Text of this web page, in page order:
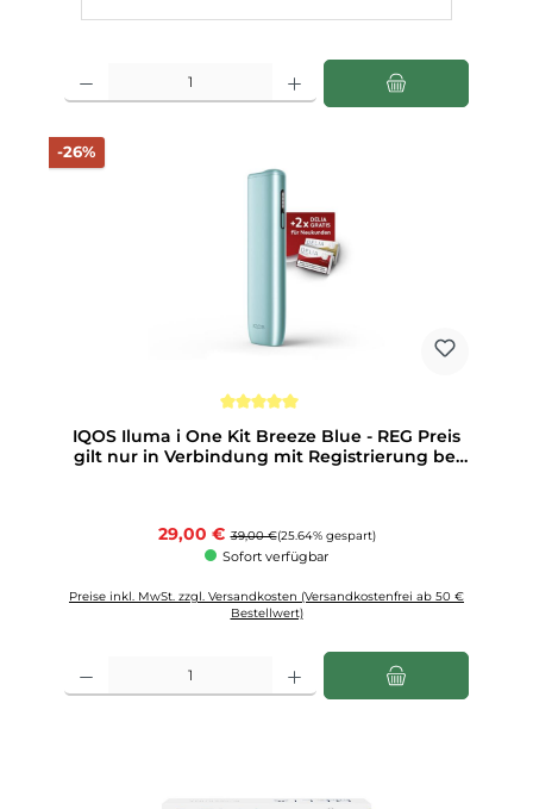
-26%Rabatt
IQOS Iluma i One Kit Breeze Blue - REG Preis
gilt nur in Verbindung mit Registrierung bei
Verkaufspreis:
29,00 € Regulärer Preis:
39,00 €(25.64% gespart)
Sofort verfügbar
Preise inkl. MwSt. zzgl. Versandkosten (Versandkostenfrei ab 50 €
Bestellwert)
Produkt Anzahl: Gib den gewünschten Wert ein oder benutze die